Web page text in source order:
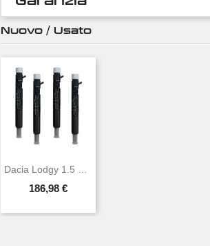
Nuovo / Usato
186,98 €